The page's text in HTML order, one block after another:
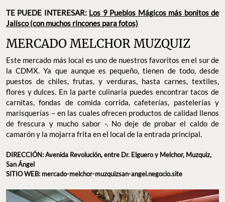
TE PUEDE INTERESAR: Los 9 Pueblos Mágicos más bonitos de
Jalisco (con muchos rincones para fotos)
MERCADO MELCHOR MUZQUIZ
Este mercado más local es uno de nuestros favoritos en el sur de
la CDMX. Ya que aunque es pequeño, tienen de todo, desde
puestos de chiles, frutas, y verduras, hasta carnes, textiles,
flores y dulces. En la parte culinaria puedes encontrar tacos de
carnitas, fondas de comida corrida, cafeterías, pastelerías y
marisquerías – en las cuales ofrecen productos de calidad llenos
de frescura y mucho sabor -. No deje de probar el caldo de
camarón y la mojarra frita en el local de la entrada principal.
DIRECCIÓN: Avenida Revolución, entre Dr. Elguero y Melchor, Muzquiz,
San Ángel
SITIO WEB: mercado-melchor-muzquizsan-angel.negocio.site